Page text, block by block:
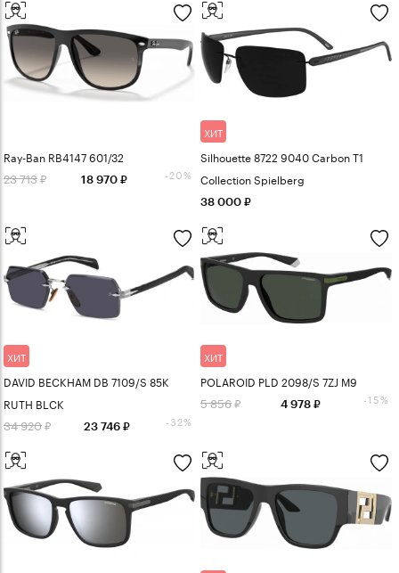
Ray-Ban RB4147 601/32
23 713 18 970 -20%
ХИТ
Silhouette 8722 9040 Carbon T1
Collection Spielberg
38 000
ХИТ
DAVID BECKHAM DB 7109/S 85K
RUTH BLCK
34 920 23 746 -32%
ХИТ
POLAROID PLD 2098/S 7ZJ M9
5 856 4 978 -15%